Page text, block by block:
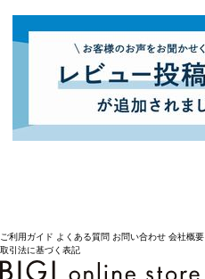
ご利用ガイド よくある質問 お問い合わせ 会社概要
取引法に基づく表記